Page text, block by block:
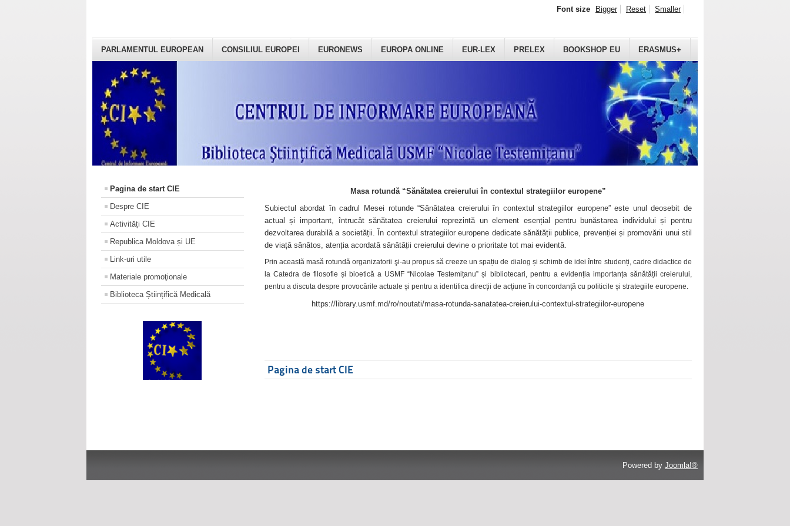
PARLAMENTUL EUROPEAN CONSILIUL EUROPEI EURONEWS EUROPA ONLINE EUR-LEX PRELEX BOOKSHOP EU ERASMUS+
Font size Bigger Reset Smaller
Pagina de start CIE
Despre CIE
Activități CIE
Republica Moldova și UE
Link-uri utile
Materiale promoţionale
Biblioteca Științifică Medicală
Masa rotundă “Sănătatea creierului în contextul strategiilor europene”
Subiectul abordat în cadrul Mesei rotunde “Sănătatea creierului în contextul strategiilor europene” este unul deosebit de
actual și important, întrucât sănătatea creierului reprezintă un element esențial pentru bunăstarea individului și pentru
dezvoltarea durabilă a societății. În contextul strategiilor europene dedicate sănătății publice, prevenției și promovării unui stil
de viață sănătos, atenția acordată sănătății creierului devine o prioritate tot mai evidentă.
Prin această masă rotundă organizatorii şi-au propus să creeze un spațiu de dialog și schimb de idei între studenți, cadre didactice de
la Catedra de filosofie și bioetică a USMF “Nicolae Testemițanu” și bibliotecari, pentru a evidenția importanța sănătății creierului,
pentru a discuta despre provocările actuale și pentru a identifica direcții de acțiune în concordanță cu politicile și strategiile europene.
https://library.usmf.md/ro/noutati/masa-rotunda-sanatatea-creierului-contextul-strategiilor-europene
Pagina de start CIE
Powered by Joomla!®